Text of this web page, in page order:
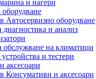
и нагери
Автосервизно оборудване
диагностика и анализ
обслужване на климатици
и тестери
аксесоари
Консумативи и аксесоари